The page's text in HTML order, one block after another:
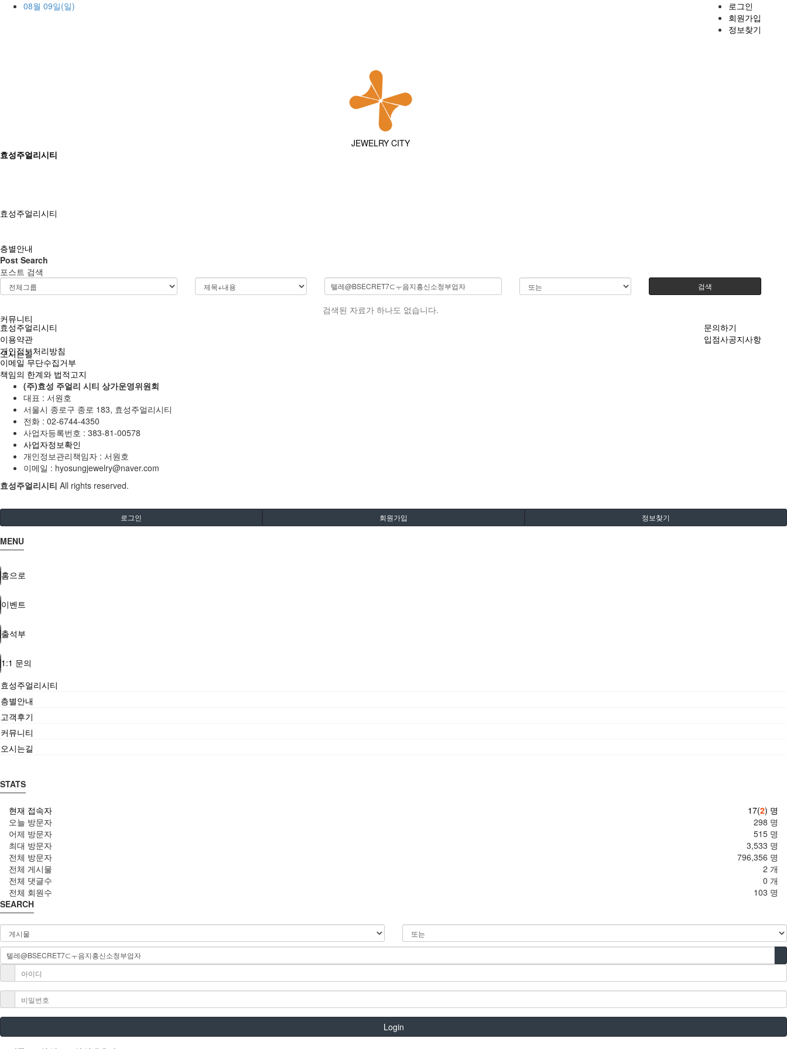
08월 09일(일)
로그인
회원가입
정보찾기
JEWELRY CITY
효성주얼리시티
효성주얼리시티
층별안내
고객후기
커뮤니티
오시는길
Post Search
포스트 검색
검색
검색된 자료가 하나도 없습니다.
효성주얼리시티
이용약관
개인정보처리방침
이메일 무단수집거부
책임의 한계와 법적고지
문의하기
입점사공지사항
(주)효성 주얼리 시티 상가운영위원회
대표 : 서원호
서울시 종로구 종로 183, 효성주얼리시티
전화 : 02-6744-4350
사업자등록번호 : 383-81-00578
사업자정보확인
개인정보관리책임자 : 서원호
이메일 : hyosungjewelry@naver.com
효성주얼리시티 All rights reserved.
로그인 회원가입 정보찾기
MENU
홈으로
이벤트
출석부
1:1 문의
효성주얼리시티
층별안내
고객후기
커뮤니티
오시는길
STATS
17(2) 명
현재 접속자
298 명
오늘 방문자
515 명
어제 방문자
3,533 명
최대 방문자
796,356 명
전체 방문자
2 개
전체 게시물
0 개
전체 댓글수
103 명
전체 회원수
SEARCH
Login